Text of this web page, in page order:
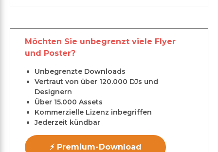
Möchten Sie unbegrenzt viele Flyer
und Poster?
Unbegrenzte Downloads
Vertraut von über 120.000 DJs und
Designern
Über 15.000 Assets
Kommerzielle Lizenz inbegriffen
Jederzeit kündbar
⚡ Premium-Download